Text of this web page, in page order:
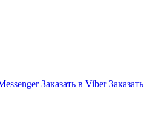
Заказать в Viber Заказать